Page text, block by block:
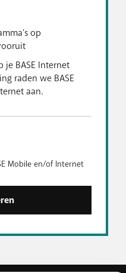
op
je BASE Internet
raden we BASE
aan.
Mobile en/of Internet